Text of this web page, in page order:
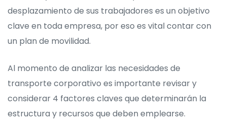
desplazamiento de sus trabajadores es un objetivo
clave en toda empresa, por eso es vital contar con
un plan de movilidad.
Al momento de analizar las necesidades de
transporte corporativo es importante revisar y
considerar 4 factores claves que determinarán la
estructura y recursos que deben emplearse.